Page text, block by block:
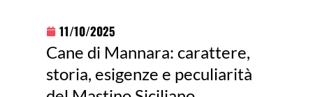
11/10/2025
Cane di Mannara: carattere,
storia, esigenze e peculiarità